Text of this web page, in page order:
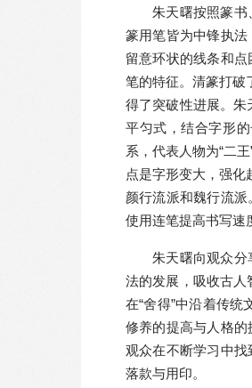
朱天曙按照篆书
篆用笔皆为中锋执
留意环状的线条和
笔的特征。清篆打破
得了突破性进展。朱
平匀式，结合字形
系，代表人物为“二
点是字形变大，强化
颜行流派和魏行流
使用连笔提高书写速
朱天曙向观众分
法的发展，吸收古人
在“舍得”中沿着传统
修养的提高与人格
观众在不断学习中
落款与用印。